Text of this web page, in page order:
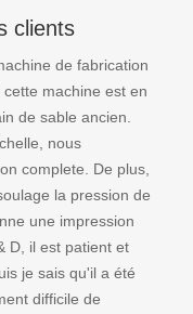
clients
de fabrication
machine est en
de sable ancien.
nous
complete. De plus,
la pression de
une impression
D, il est patient et
je sais qu'il a été
difficile de